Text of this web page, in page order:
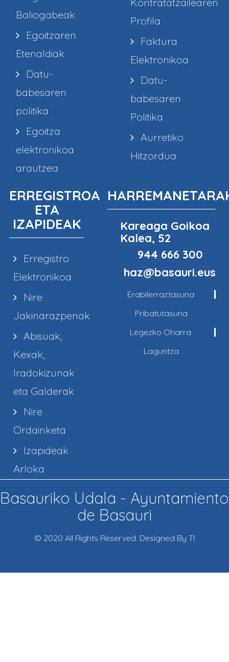
Baliogabeak
Egoitzaren
Etenaldiak
Datu-
babesaren
politika
Egoitza
elektronikoa
arautzea
Profila
Faktura
Elektronikoa
Datu-
babesaren
Politika
Aurretiko
Hitzordua
ERREGISTROA
ETA
IZAPIDEAK
Erregistro
Elektronikoa
Nire
Jakinarazpenak
Abisuak,
Kexak,
Iradokizunak
eta Galderak
Nire
Ordainketa
Izapideak
Arloka
Kareaga Goikoa
Kalea, 52
944 666 300
haz@basauri.eus
Erabilerraztasuna
Pribatutasuna
Legezko Oharra
Laguntza
Basauriko Udala - Ayuntamiento
de Basauri
© 2020 All Rights Reserved. Designed By TI